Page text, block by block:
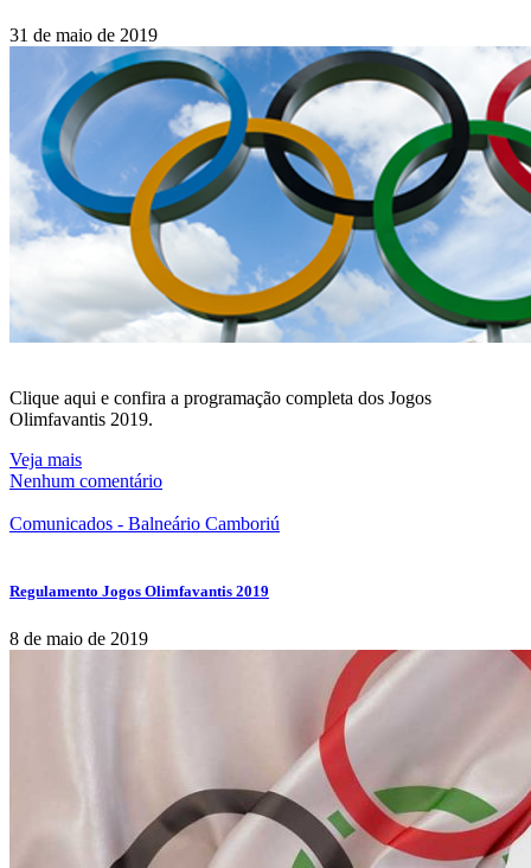
31 de maio de 2019
Clique aqui e confira a programação completa dos Jogos
Olimfavantis 2019.
Veja mais
Nenhum comentário
Comunicados - Balneário Camboriú
Regulamento Jogos Olimfavantis 2019
8 de maio de 2019